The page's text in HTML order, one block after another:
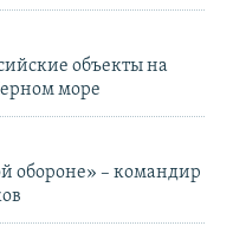
объекты на
море
обороне» – командир